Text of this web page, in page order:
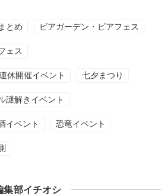
とめ ビアガーデン・ビアフェス
ェス
休開催イベント 七夕まつり
謎解きイベント
イベント 恐竜イベント
集部イチオシ